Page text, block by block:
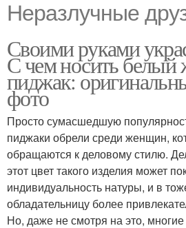
Неразлучные
Своими руками
С чем носить белый
пиджак:
фото
Просто сумасшедшую
пиджаки обрели среди женщин,
обращаются к деловому стилю.
этот цвет такого изделия может
индивидуальность натуры, и в
обладательницу более
Но, даже не смотря на это, многие